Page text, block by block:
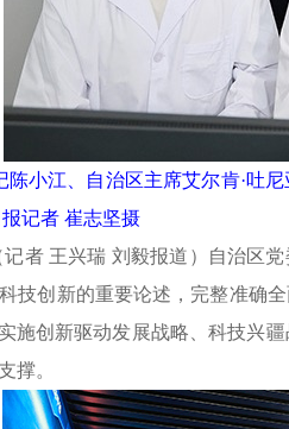
陈小江、自治区主席艾尔肯·吐
记者 崔志坚摄
者 王兴瑞 刘毅报道）自治区
技创新的重要论述，完整准确
施创新驱动发展战略、科技兴
撑。